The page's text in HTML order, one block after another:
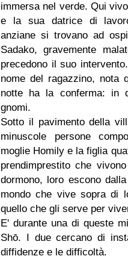
immersa nel verde. Qui
e la sua datrice di
anziane si trovano ad
Sadako, gravemente
precedono il suo
nome del ragazzino, nota
notte ha la conferma: in
gnomi.
Sotto il pavimento della
minuscole persone
moglie Homily e la figlia
prendimprestito che
dormono, loro escono
mondo che vive sopra di
quello che gli serve per
E' durante una di queste
Shō. I due cercano di
diffidenze e le difficoltà.